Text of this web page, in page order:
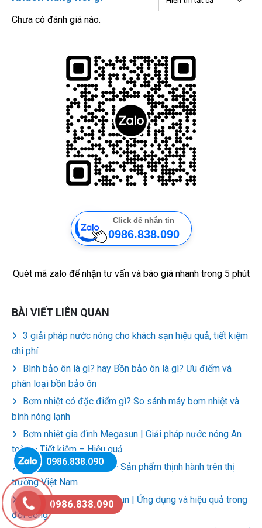
Chưa có đánh giá nào.
Click để nhắn tin
0986.838.090
Quét mã zalo để nhận tư vấn và báo giá nhanh trong 5 phút
BÀI VIẾT LIÊN QUAN
3 giải pháp nước nóng cho khách sạn hiệu quả, tiết kiệm
chi phí
Bình bảo ôn là gì? hay Bồn bảo ôn là gì? Ưu điểm và
phân loại bồn bảo ôn
Bơm nhiệt có đặc điểm gì? So sánh máy bơm nhiệt và
bình nóng lạnh
Bơm nhiệt gia đình Megasun | Giải pháp nước nóng An
toàn – Tiết kiệm – Hiệu quả
Bơm nhiệt Heat pump – Sản phẩm thịnh hành trên thị
trường Việt Nam
Bồn bảo ôn Inox Megasun | Ứng dụng và hiệu quả trong
đời sống
0986.838.090
0986.838.090